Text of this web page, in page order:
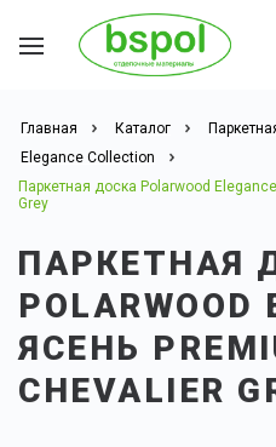
Главная Каталог
Elegance Collection
Паркетная доска Polarwood
Grey
ПАРКЕТНАЯ
POLARWOOD
ЯСЕНЬ
CHEVALIER